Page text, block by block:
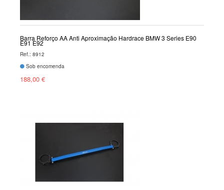
Barra Reforço AA Anti Aproximação Hardrace BMW 3 Series E90
E91 E92
Ref.: 8912
Sob encomenda
188,00 €